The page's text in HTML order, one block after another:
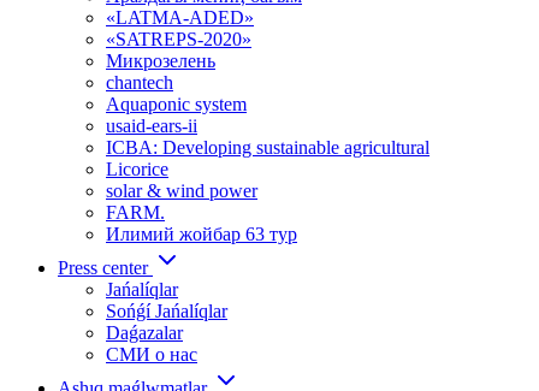
«LATMA-ADED»
«SATREPS-2020»
Микрозелень
chantech
Aquaponic system
usaid-ears-ii
ICBA: Developing sustainable agricultural
Licorice
solar & wind power
FARM.
Илимий жойбар 63 тур
Press center
Jańalíqlar
Sońǵí Jańalíqlar
Daǵazalar
СМИ о нас